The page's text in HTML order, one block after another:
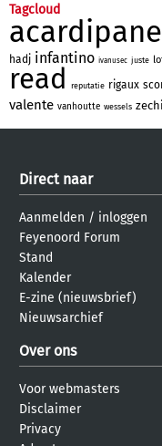
Tagcloud
acardipane
hadj infantino ivanusec juste
read reputatie rigaux
valente vanhoutte wessels
Direct naar
Aanmelden / inloggen
Feyenoord Forum
Stand
Kalender
E-zine (nieuwsbrief)
Nieuwsarchief
Over ons
Voor webmasters
Disclaimer
Privacy